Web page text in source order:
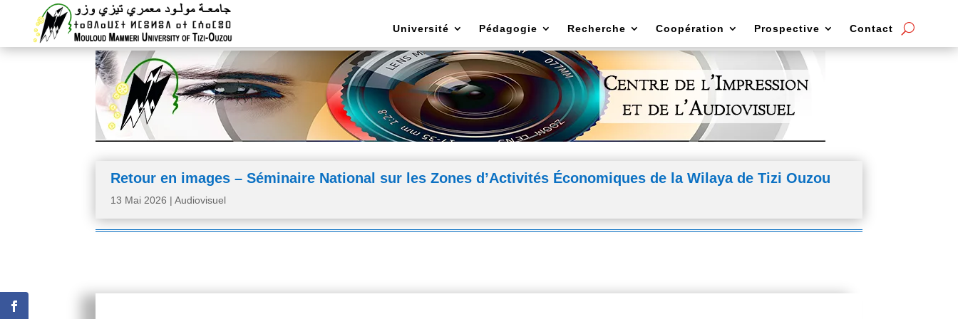
Université Pédagogie Recherche Coopération Prospective Contact
Retour en images – Séminaire National sur les Zones d’Activités Économiques de la Wilaya de Tizi Ouzou
13 Mai 2026 |Audiovisuel